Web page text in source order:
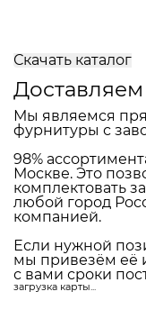
Скачать каталог
Мы являемся
фурнитуры с
98%
Москве. Это
комплектовать
любой город
компанией.
Если нужной
мы привезём её
с вами сроки
загрузка карты...